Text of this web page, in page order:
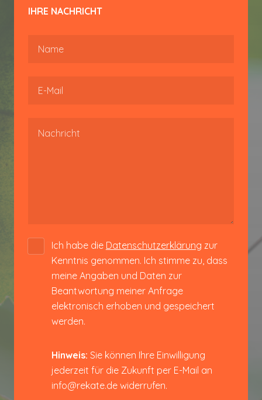
IHRE NACHRICHT
Ich habe die Datenschutzerklärung zur
Kenntnis genommen. Ich stimme zu, dass
meine Angaben und Daten zur
Beantwortung meiner Anfrage
elektronisch erhoben und gespeichert
werden.
Hinweis: Sie können Ihre Einwilligung
jederzeit für die Zukunft per E-Mail an
info@rekate.de widerrufen.